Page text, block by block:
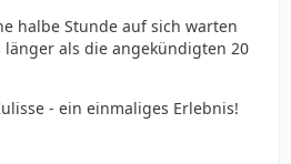
halbe Stunde auf sich warten
als die angekündigten 20
- ein einmaliges Erlebnis!